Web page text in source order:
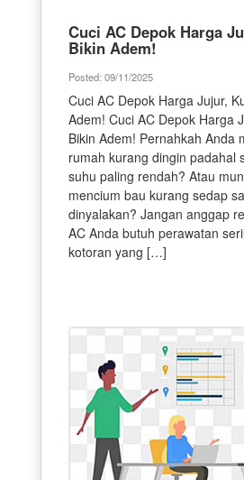
Cuci AC Depok Harga
Bikin Adem!
Posted: 09/11/2025
Cuci AC Depok Harga Jujur,
Adem! Cuci AC Depok Harga
Bikin Adem! Pernahkah Anda
rumah kurang dingin padahal
suhu paling rendah? Atau
mencium bau kurang sedap
dinyalakan? Jangan anggap
AC Anda butuh perawatan
kotoran yang […]